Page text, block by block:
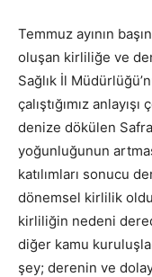
Temmuz ayının
oluşan kirliliğe ve
Sağlık İl
çalıştığımız
denize dökülen
yoğunluğunun
katılımları sonucu
dönemsel kirlilik
kirliliğin nedeni
diğer kamu
şey; derenin ve